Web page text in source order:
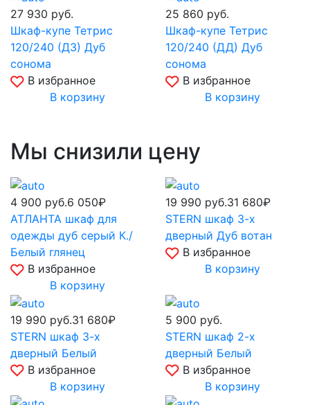
27 930 руб.
Шкаф-купе Тетрис
120/240 (ДЗ) Дуб
сонома
В избранное
В корзину
25 860 руб.
Шкаф-купе Тетрис
120/240 (ДД) Дуб
сонома
В избранное
В корзину
Мы снизили цену
4 900 руб.6 050₽
АТЛАНТА шкаф для
одежды дуб серый К./
Белый глянец
В избранное
В корзину
19 990 руб.31 680₽
STERN шкаф 3-х
дверный Дуб вотан
В избранное
В корзину
19 990 руб.31 680₽
STERN шкаф 3-х
дверный Белый
В избранное
В корзину
5 900 руб.
STERN шкаф 2-х
дверный Белый
В избранное
В корзину